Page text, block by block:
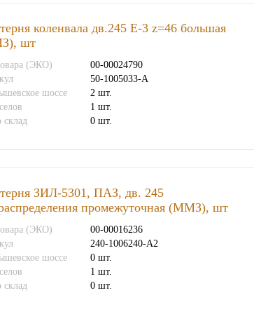
коленвала дв.245 Е-3 z=46 большая
шт
(ЭКО)
00-00024790
50-1005033-А
шоссе
2 шт.
1 шт.
склад
0 шт.
ЗИЛ-5301, ПАЗ, дв. 245
промежуточная (ММЗ), шт
(ЭКО)
00-00016236
240-1006240-А2
шоссе
0 шт.
1 шт.
склад
0 шт.